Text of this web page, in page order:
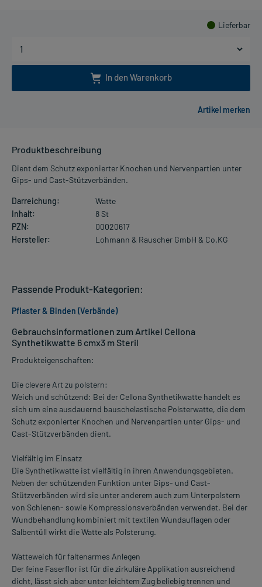
Lieferbar
In den Warenkorb
Produktbeschreibung
Dient dem Schutz exponierter Knochen und Nervenpartien unter
Gips- und Cast-Stützverbänden.
Darreichung:
Watte
Inhalt:
8 St
PZN:
00020617
Hersteller:
Lohmann & Rauscher GmbH & Co.KG
Gebrauchsinformationen zum Artikel Cellona
Synthetikwatte 6 cmx3 m Steril
Produkteigenschaften:
Die clevere Art zu polstern:
Weich und schützend: Bei der Cellona Synthetikwatte handelt es
sich um eine ausdauernd bauschelastische Polsterwatte, die dem
Schutz exponierter Knochen und Nervenpartien unter Gips- und
Cast-Stützverbänden dient.
Vielfältig im Einsatz
Die Synthetikwatte ist vielfältig in ihren Anwendungsgebieten.
Neben der schützenden Funktion unter Gips- und Cast-
Stützverbänden wird sie unter anderem auch zum Unterpolstern
von Schienen- sowie Kompressionsverbänden verwendet. Bei der
Wundbehandlung kombiniert mit textilen Wundauflagen oder
Salbentüll wirkt die Watte als Polsterung.
Watteweich für faltenarmes Anlegen
Der feine Faserflor ist für die zirkuläre Applikation ausreichend
dicht, lässt sich aber unter leichtem Zug beliebig trennen und
Passende Produkt-Kategorien:
Pflaster & Binden (Verbände)